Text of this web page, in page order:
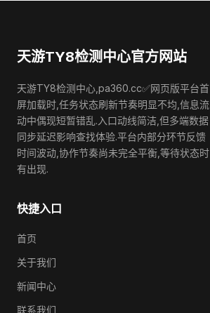
天游TY8检测中心官方网站
天游TY8检测中心,pa360.cc✅网页版平台首
屏加载时,任务状态刷新节奏明显不均,信息流
动中偶现短暂错乱.入口动线简洁,但多端数据
同步延迟影响查找体验.平台内部分环节反馈
时间波动,协作节奏尚未完全平衡,等待状态时
有出现.
快捷入口
首页
关于我们
新闻中心
联系我们